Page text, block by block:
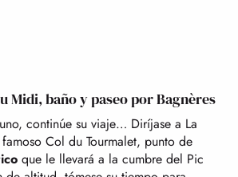
Midi, baño y paseo por Bagnères
continúe su viaje… Diríjase a La
Col du Tourmalet, punto de
que le llevará a la cumbre del Pic